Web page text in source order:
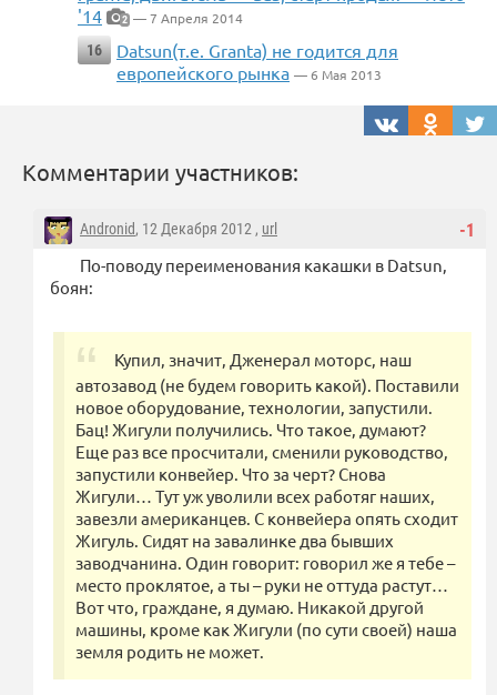
'14
2 — 7 Апреля 2014
16
Datsun(т.е. Granta) не годится для
европейского рынка — 6 Мая 2013
Комментарии участников:
-1
Andronid, 12 Декабря 2012 , url
По-поводу переименования какашки в Datsun,
боян:
Купил, значит, Дженерал моторс, наш
автозавод (не будем говорить какой). Поставили
новое оборудование, технологии, запустили.
Бац! Жигули получились. Что такое, думают?
Еще раз все просчитали, сменили руководство,
запустили конвейер. Что за черт? Снова
Жигули… Тут уж уволили всех работяг наших,
завезли американцев. С конвейера опять сходит
Жигуль. Сидят на завалинке два бывших
заводчанина. Один говорит: говорил же я тебе –
место проклятое, а ты – руки не оттуда растут…
Вот что, граждане, я думаю. Никакой другой
машины, кроме как Жигули (по сути своей) наша
земля родить не может.